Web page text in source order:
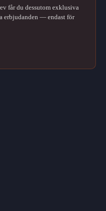
får du dessutom exklusiva
erbjudanden — endast för